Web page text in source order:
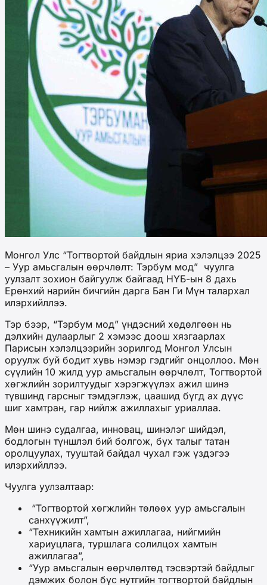
Монгол Улс “Тогтвортой байдлын яриа хэлэлцээ 2025
– Уур амьсгалын өөрчлөлт: Тэрбум мод” чуулга
уулзалт зохион байгуулж байгаад НҮБ-ын 8 дахь
Ерөнхий нарийн бичгийн дарга Бан Ги Мүн талархал
илэрхийллээ.
Тэр бээр, “Тэрбум мод” үндэсний хөдөлгөөн нь
дэлхийн дулаарлыг 2 хэмээс доош хязгаарлах
Парисын хэлэлцээрийн зорилгод Монгол Улсын
оруулж буй бодит хувь нэмэр гэдгийг онцоллоо. Мөн
сүүлийн 10 жилд уур амьсгалын өөрчлөлт, Тогтвортой
хөгжлийн зорилтуудыг хэрэгжүүлэх ажил шинэ
түвшинд гарсныг тэмдэглэж, цаашид бүгд ах дүүс
шиг хамтран, гар нийлж ажиллахыг уриаллаа.
Мөн шинэ судалгаа, инновац, шинэлэг шийдэл,
бодлогын түншлэл бий болгож, бүх талыг татан
оролцуулах, тууштай байдал чухал гэж үздэгээ
илэрхийллээ.
Чуулга уулзалтаар:
“Тогтвортой хөгжлийн төлөөх уур амьсгалын
санхүүжилт”,
“Техникийн хамтын ажиллагаа, нийгмийн
хариуцлага, туршлага солилцох хамтын
ажиллагаа”,
“Уур амьсгалын өөрчлөлтөд тэсвэртэй байдлыг
дэмжих болон бүс нутгийн тогтвортой байдлын